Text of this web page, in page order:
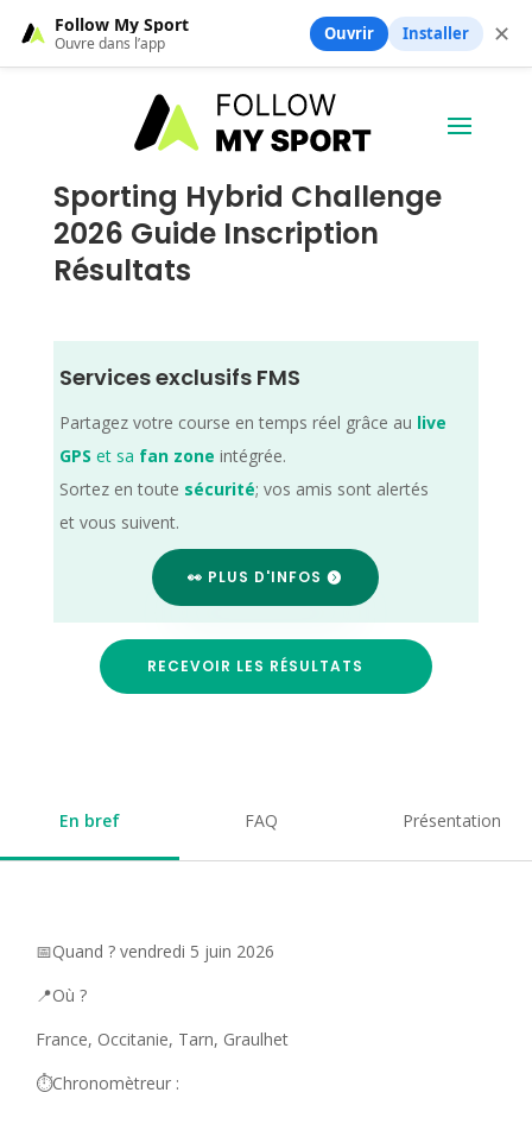
Sporting Hybrid Challenge
2026 Guide Inscription
Résultats
Services exclusifs FMS
Partagez votre course en temps réel grâce au live
GPS et sa fan zone intégrée.
Sortez en toute sécurité; vos amis sont alertés
et vous suivent.
👀 PLUS D'INFOS
RECEVOIR LES RÉSULTATS
En bref FAQ Présentation
📅Quand ? vendredi 5 juin 2026
📍Où ?
France, Occitanie, Tarn, Graulhet
⏱️Chronomètreur :
Follow My Sport
Ouvre dans l’app Ouvrir Installer ✕